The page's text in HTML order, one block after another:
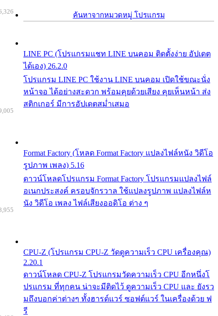
ค้นหาจากหมวดหมู่ โปรแกรม
LINE PC (โปรแกรมแชท LINE บนคอม ติดตั้งง่าย อัปเดต
ได้เอง) 26.2.0
โปรแกรม LINE PC ใช้งาน LINE บนคอม เปิดใช้ขณะนั่ง
หน้าจอ ได้อย่างสะดวก พร้อมคุยด้วยเสียง คุยเห็นหน้า ส่ง
สติกเกอร์ มีการอัปเดตสม่ำเสมอ
Format Factory (โหลด Format Factory แปลงไฟล์หนัง วิดีโอ
รูปภาพ เพลง) 5.16
ดาวน์โหลดโปรแกรม Format Factory โปรแกรมแปลงไฟล์
อเนกประสงค์ ครอบจักรวาล ใช้แปลงรูปภาพ แปลงไฟล์ห
นัง วิดีโอ เพลง ไฟล์เสียงออดิโอ ต่าง ๆ
CPU-Z (โปรแกรม CPU-Z วัดดูความเร็ว CPU เครื่องคุณ)
2.20.1
ดาวน์โหลด CPU-Z โปรแกรมวัดความเร็ว CPU อีกหนึ่งโ
ปรแกรม ที่ทุกคน น่าจะมีติดไว้ ดูความเร็ว CPU และ ยังรว
มถึงบอกค่าต่างๆ ทั้งฮารด์แวร์ ซอฟต์แวร์ ในเครื่องด้วย ฟ
รี